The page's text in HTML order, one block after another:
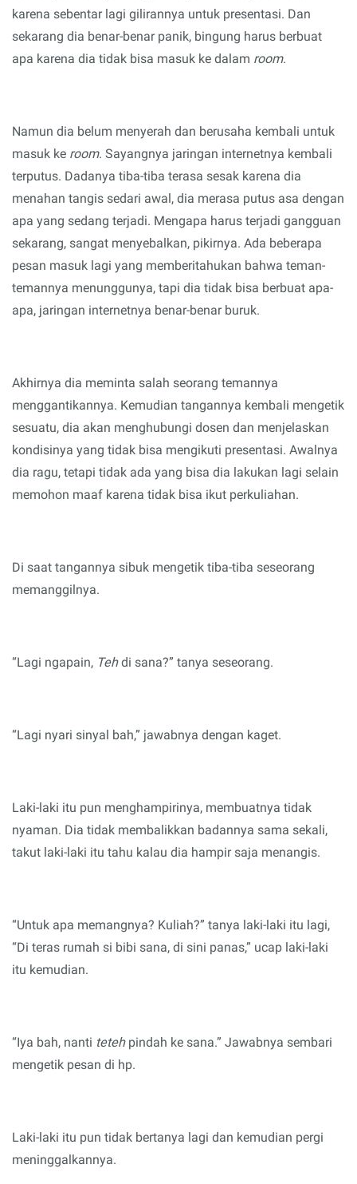
karena sebentar lagi gilirannya untuk presentasi. Dan
sekarang dia benar-benar panik, bingung harus berbuat
apa karena dia tidak bisa masuk ke dalam room.
Namun dia belum menyerah dan berusaha kembali untuk
masuk ke room. Sayangnya jaringan internetnya kembali
terputus. Dadanya tiba-tiba terasa sesak karena dia
menahan tangis sedari awal, dia merasa putus asa dengan
apa yang sedang terjadi. Mengapa harus terjadi gangguan
sekarang, sangat menyebalkan, pikirnya. Ada beberapa
pesan masuk lagi yang memberitahukan bahwa teman-
temannya menunggunya, tapi dia tidak bisa berbuat apa-
apa, jaringan internetnya benar-benar buruk.
Akhirnya dia meminta salah seorang temannya
menggantikannya. Kemudian tangannya kembali mengetik
sesuatu, dia akan menghubungi dosen dan menjelaskan
kondisinya yang tidak bisa mengikuti presentasi. Awalnya
dia ragu, tetapi tidak ada yang bisa dia lakukan lagi selain
memohon maaf karena tidak bisa ikut perkuliahan.
Di saat tangannya sibuk mengetik tiba-tiba seseorang
memanggilnya.
“Lagi ngapain, Tehdi sana?” tanya seseorang.
“Lagi nyari sinyal bah,” jawabnya dengan kaget.
Laki-laki itu pun menghampirinya, membuatnya tidak
nyaman. Dia tidak membalikkan badannya sama sekali,
takut laki-laki itu tahu kalau dia hampir saja menangis.
“Untuk apa memangnya? Kuliah?” tanya laki-laki itu lagi,
“Di teras rumah si bibi sana, di sini panas,” ucap laki-laki
itu kemudian.
“Iya bah, nanti tetehpindah ke sana.” Jawabnya sembari
mengetik pesan di hp.
Laki-laki itu pun tidak bertanya lagi dan kemudian pergi
meninggalkannya.